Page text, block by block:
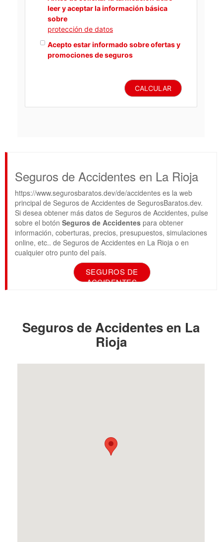
leer y aceptar la información básica
sobre
protección de datos
Acepto estar informado sobre ofertas y
promociones de seguros
CALCULAR
Seguros de Accidentes en La Rioja
https://www.segurosbaratos.dev/de/accidentes es la web
principal de Seguros de Accidentes de SegurosBaratos.dev.
Si desea obtener más datos de Seguros de Accidentes, pulse
sobre el botón Seguros de Accidentes para obtener
información, coberturas, precios, presupuestos, simulaciones
online, etc.. de Seguros de Accidentes en La Rioja o en
cualquier otro punto del país.
SEGUROS DE
ACCIDENTES
Seguros de Accidentes en La
Rioja